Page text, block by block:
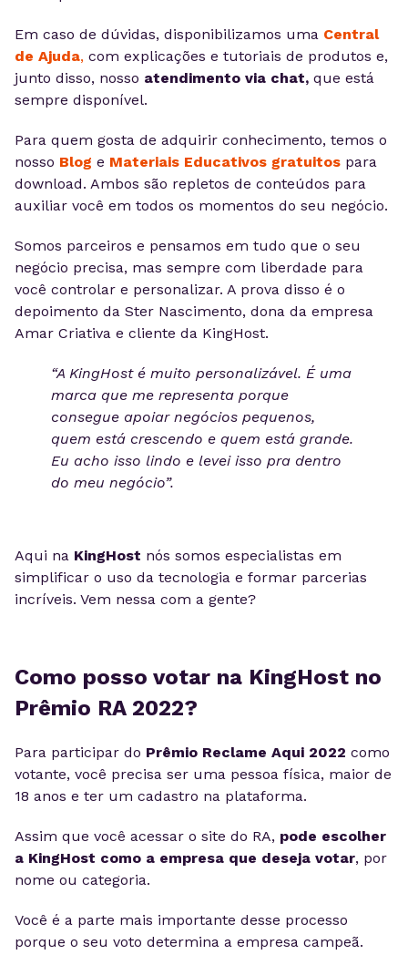
Em caso de dúvidas, disponibilizamos uma Central
de Ajuda, com explicações e tutoriais de produtos e,
junto disso, nosso atendimento via chat, que está
sempre disponível.
Para quem gosta de adquirir conhecimento, temos o
nosso Blog e Materiais Educativos gratuitos para
download. Ambos são repletos de conteúdos para
auxiliar você em todos os momentos do seu negócio.
Somos parceiros e pensamos em tudo que o seu
negócio precisa, mas sempre com liberdade para
você controlar e personalizar. A prova disso é o
depoimento da Ster Nascimento, dona da empresa
Amar Criativa e cliente da KingHost.
“A KingHost é muito personalizável. É uma
marca que me representa porque
consegue apoiar negócios pequenos,
quem está crescendo e quem está grande.
Eu acho isso lindo e levei isso pra dentro
do meu negócio”.
Aqui na KingHost nós somos especialistas em
simplificar o uso da tecnologia e formar parcerias
incríveis. Vem nessa com a gente?
Como posso votar na KingHost no
Prêmio RA 2022?
Para participar do Prêmio Reclame Aqui 2022 como
votante, você precisa ser uma pessoa física, maior de
18 anos e ter um cadastro na plataforma.
Assim que você acessar o site do RA, pode escolher
a KingHost como a empresa que deseja votar, por
nome ou categoria.
Você é a parte mais importante desse processo
porque o seu voto determina a empresa campeã.